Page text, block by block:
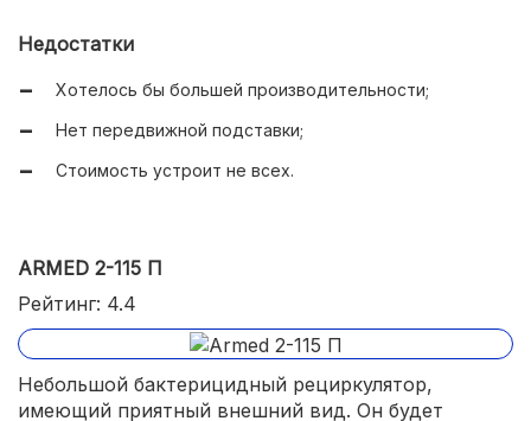
Не очень большие размеры и вес.
Недостатки
Хотелось бы большей производительности;
Нет передвижной подставки;
Стоимость устроит не всех.
ARMED 2-115 П
Рейтинг: 4.4
Небольшой бактерицидный рециркулятор,
имеющий приятный внешний вид. Он будет